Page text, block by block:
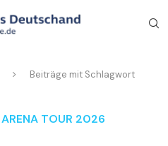
Beiträge mit Schlagwort
ARENA TOUR 2026